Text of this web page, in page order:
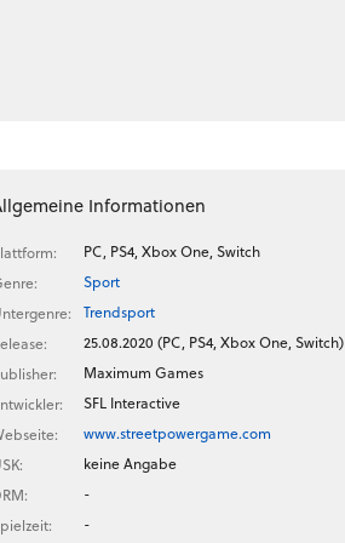
Informationen
PC, PS4, Xbox One, Switch
Sport
Trendsport
25.08.2020 (PC, PS4, Xbox One, Switch)
Maximum Games
SFL Interactive
www.streetpowergame.com
keine Angabe
-
-